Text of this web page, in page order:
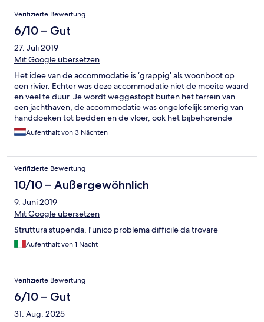
Verifizierte Bewertung
6/10 – Gut
27. Juli 2019
Mit Google übersetzen
Het idee van de accommodatie is ‘grappig’ als woonboot op
een rivier. Echter was deze accommodatie niet de moeite waard
en veel te duur. Je wordt weggestopt buiten het terrein van
een jachthaven, de accommodatie was ongelofelijk smerig van
handdoeken tot bedden en de vloer, ook het bijbehorende
hotel was in zwaar verouderde staat. De keuken had van alle
glazen bijvoorbeeld 1 of 3 terwijl wij met zijn vieren zijn. De
volledig ongebruikt. Ook wordt je vanaf een uur of 7 volledig je
bed uitgeschud door voorbij varende boten. Omdat de
receptie waar je incheckt een kilometer (in een ander hotel zit) is
een klacht indienen ook niet eenvoudig. Helaas niet voor
herhaling vatbaar.
Aufenthalt von 3 Nächten
Verifizierte Bewertung
10/10 – Außergewöhnlich
9. Juni 2019
Mit Google übersetzen
Struttura stupenda, l'unico problema difficile da trovare
Aufenthalt von 1 Nacht
Verifizierte Bewertung
6/10 – Gut
31. Aug. 2025